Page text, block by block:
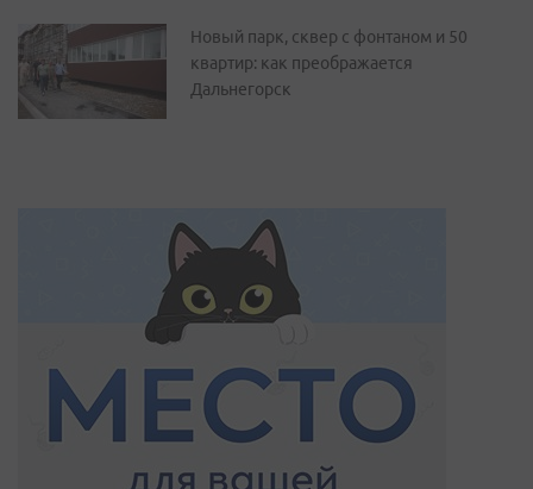
Новый парк, сквер с фонтаном и 50
квартир: как преображается
Дальнегорск